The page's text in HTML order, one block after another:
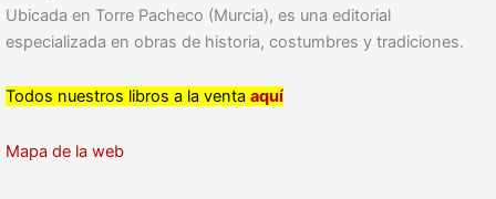
Ubicada en Torre Pacheco (Murcia), es una editorial
especializada en obras de historia, costumbres y tradiciones.
Todos nuestros libros a la venta aquí
Mapa de la web